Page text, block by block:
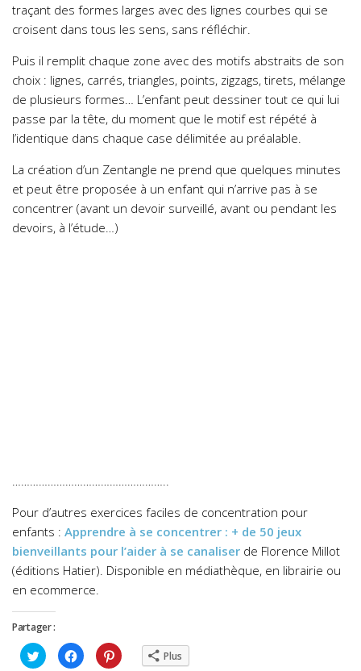
traçant des formes larges avec des lignes courbes qui se
croisent dans tous les sens, sans réfléchir.
Puis il remplit chaque zone avec des motifs abstraits de son
choix : lignes, carrés, triangles, points, zigzags, tirets, mélange
de plusieurs formes… L’enfant peut dessiner tout ce qui lui
passe par la tête, du moment que le motif est répété à
l’identique dans chaque case délimitée au préalable.
La création d’un Zentangle ne prend que quelques minutes
et peut être proposée à un enfant qui n’arrive pas à se
concentrer (avant un devoir surveillé, avant ou pendant les
devoirs, à l’étude…)
Pour d’autres exercices faciles de concentration pour
enfants : Apprendre à se concentrer : + de 50 jeux
bienveillants pour l’aider à se canaliser de Florence Millot
(éditions Hatier). Disponible en médiathèque, en librairie ou
en ecommerce.
Partager :
Cliquez
pour
Cliquez
pour
Cliquez
pour Plus